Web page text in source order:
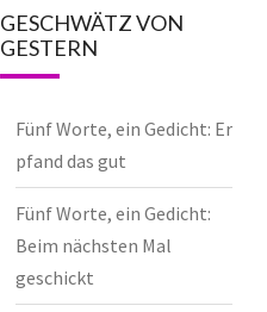
GESCHWÄTZ VON
GESTERN
Fünf Worte, ein Gedicht: Er
pfand das gut
Fünf Worte, ein Gedicht:
Beim nächsten Mal
geschickt